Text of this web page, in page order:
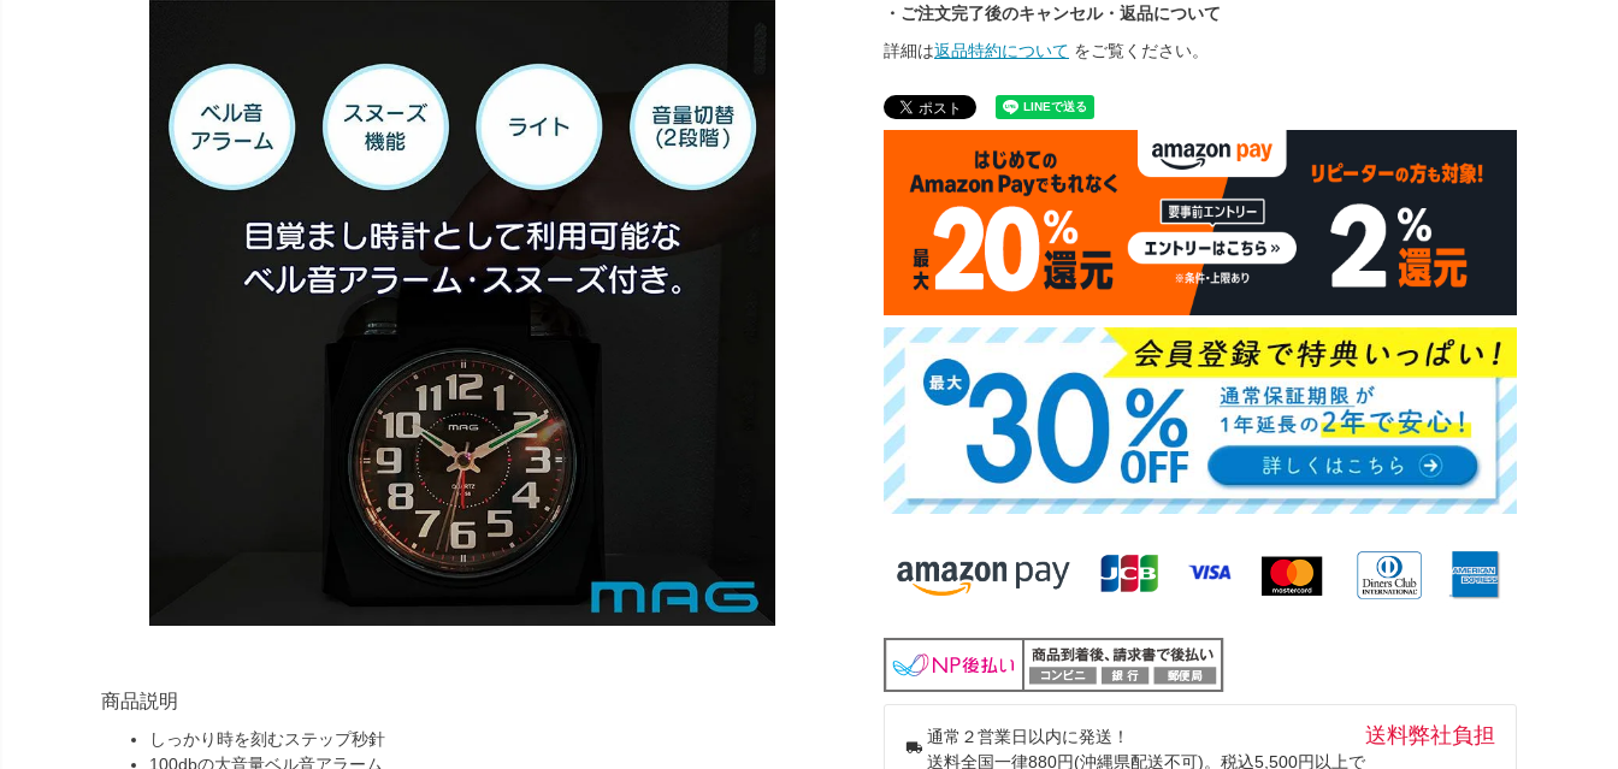
商品説明
しっかり時を刻むステップ秒針
100dbの大音量ベル音アラーム
・ご注文完了後のキャンセル・返品について
詳細は返品特約について をご覧ください。
通常２営業日以内に発送！
送料全国一律880円(沖縄県配送不可)。税込5,500円以上で
送料弊社負担